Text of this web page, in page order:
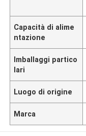
Capacità di alime
ntazione
Imballaggi partico
lari
Luogo di origine
Marca